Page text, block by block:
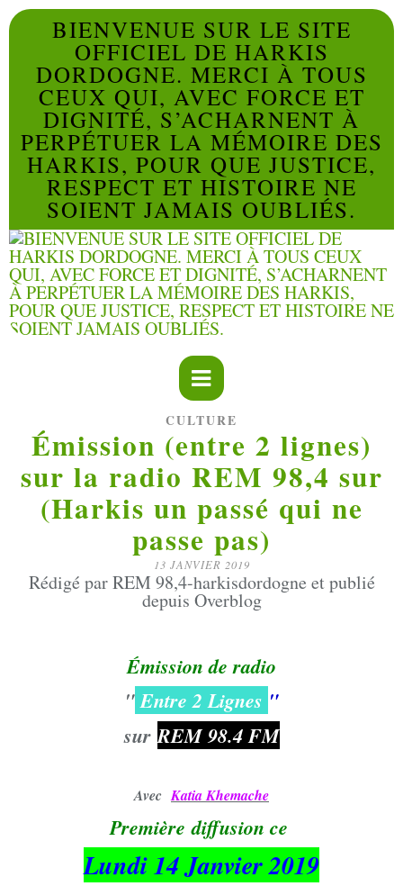
BIENVENUE SUR LE SITE
OFFICIEL DE HARKIS
DORDOGNE. MERCI À TOUS
CEUX QUI, AVEC FORCE ET
DIGNITÉ, S’ACHARNENT À
PERPÉTUER LA MÉMOIRE DES
HARKIS, POUR QUE JUSTICE,
RESPECT ET HISTOIRE NE
SOIENT JAMAIS OUBLIÉS.
CULTURE
Émission (entre 2 lignes)
sur la radio REM 98,4 sur
(Harkis un passé qui ne
passe pas)
13 JANVIER 2019
Rédigé par REM 98,4-harkisdordogne et publié
depuis Overblog
Émission de radio
"Entre 2 Lignes "
sur REM 98.4 FM
Avec Katia Khemache
Première diffusion ce
Lundi 14 Janvier 2019